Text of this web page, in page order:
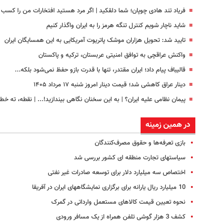
فریاد تند هادی چوپان؛‌ شما دلقکید | اگر مرد هستید افتخارات من را کسب
شاید ناچار شویم کنترل تنگه هرمز را به ایران واگذار کنیم
تایید شد: تحویل هزاران موشک پاتریوت آمریکایی به این همسایگان ایران
واکنش عراقچی به توافق امنیتی عربستان، ترکیه و پاکستان
قالیباف پیام داد؛ ایران مقتدر، تنها با قدرت بازو حفظ نمی‌شود بلکه...
دینار عراق کاهشی شد؛ قیمت دینار امروز شنبه ۱۷ مرداد ۱۴۰۵
پیمان نظامی علیه ایران؟ | به این سخنان نگاهی بیندازید!‌... | نقطه، ته
در همین زمینه
بازی تعرفه‌ها و حقوق مصرف‌کنندگان
سیاست‏های تجارت منطقه‏ ای کشور بررسی شد
اختصاص سه میلیارد دلار برای توسعه صادرات غیر نفتی
10 میلیارد ریال یارانه برای برگزاری نمایشگاههای ایران در آفریقا
نحوه تعیین قیمت کالاهای مستعمل وارداتی در گمرک
کشف 3 هزار گوشی تلفن همراه از یک مسافر ورودی